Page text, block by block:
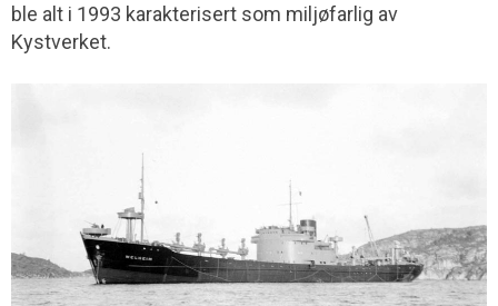
ble alt i 1993 karakterisert som miljø­farlig av
Kystverket.